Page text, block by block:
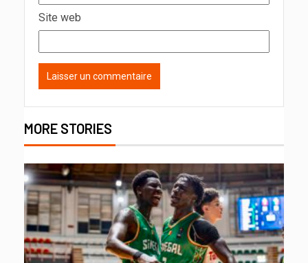
Site web
MORE STORIES